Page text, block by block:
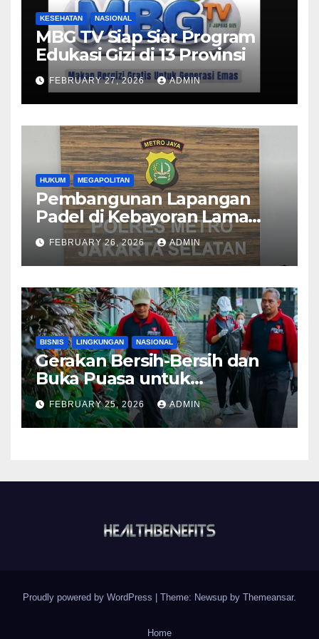
KESEHATAN NASIONAL
MBG TV Siap Siar Program
Edukasi Gizi di 13 Provinsi
FEBRUARY 27, 2026 ADMIN
HUKUM MEGAPOLITAN
Pembangunan Lapangan
Padel di Kebayoran Lama
Diselidiki Polisi
FEBRUARY 26, 2026 ADMIN
BISNIS LINGKUNGAN NASIONAL
Gerakan Bersih-Bersih dan
Buka Puasa untuk
Lingkungan ASRI
FEBRUARY 25, 2026 ADMIN
Proudly powered by WordPress Theme: Newsup by Themeansar.
Home